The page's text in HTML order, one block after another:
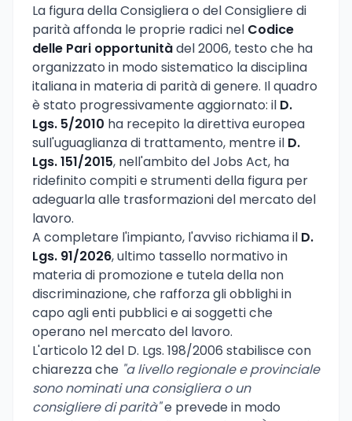
La figura della Consigliera o del Consigliere di
parità affonda le proprie radici nel Codice
delle Pari opportunitàdel 2006, testo che ha
organizzato in modo sistematico la disciplina
italiana in materia di parità di genere. Il quadro
è stato progressivamente aggiornato: il D.
Lgs. 5/2010 ha recepito la direttiva europea
sull'uguaglianza di trattamento, mentre il D.
Lgs. 151/2015, nell'ambito del Jobs Act, ha
ridefinito compiti e strumenti della figura per
adeguarla alle trasformazioni del mercato del
lavoro.
A completare l'impianto, l'avviso richiama il D.
Lgs. 91/2026, ultimo tassello normativo in
materia di promozione e tutela della non
discriminazione, che rafforza gli obblighi in
capo agli enti pubblici e ai soggetti che
operano nel mercato del lavoro.
L'articolo 12 del D. Lgs. 198/2006 stabilisce con
chiarezza che "a livello regionale e provinciale
sono nominati una consigliera o un
consigliere di parità"e prevede in modo